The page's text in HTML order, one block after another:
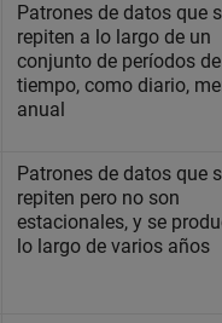
Patrones de datos que
repiten a lo largo de un
conjunto de períodos de
tiempo, como diario,
anual
Patrones de datos que
repiten pero no son
estacionales, y se
lo largo de varios años